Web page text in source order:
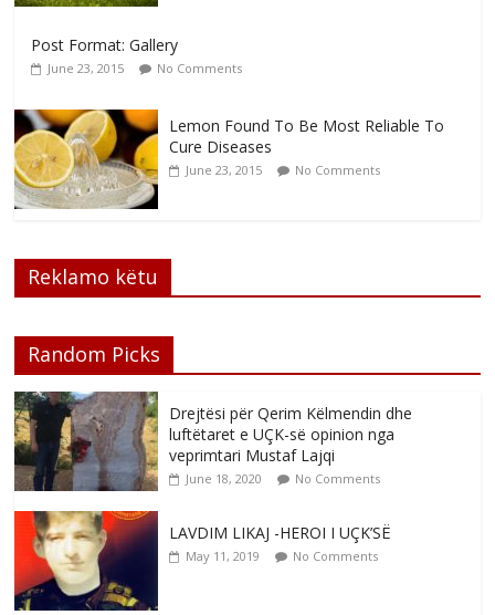
Post Format: Gallery
June 23, 2015 No Comments
Lemon Found To Be Most Reliable To
Cure Diseases
June 23, 2015 No Comments
Reklamo këtu
Random Picks
Drejtësi për Qerim Këlmendin dhe
luftëtaret e UÇK-së opinion nga
veprimtari Mustaf Lajqi
June 18, 2020 No Comments
LAVDIM LIKAJ -HEROI I UÇK’SË
May 11, 2019 No Comments